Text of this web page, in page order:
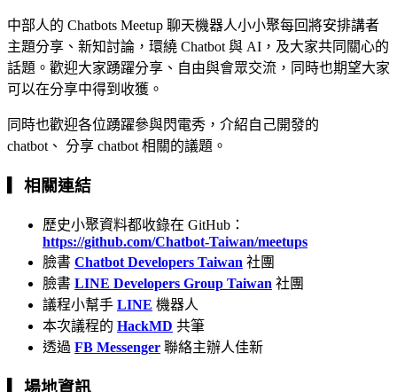
中部人的 Chatbots Meetup 聊天機器人小小聚每回將安排講者
主題分享、新知討論，環繞 Chatbot 與 AI，及大家共同關心的
話題。歡迎大家踴躍分享、自由與會眾交流，同時也期望大家
可以在分享中得到收獲。
同時也歡迎各位踴躍參與閃電秀，介紹自己開發的
chatbot、 分享 chatbot 相關的議題。
▎相關連結
歷史小聚資料都收錄在 GitHub：
https://github.com/Chatbot-Taiwan/meetups
臉書 Chatbot Developers Taiwan 社團
臉書 LINE Developers Group Taiwan 社團
議程小幫手 LINE 機器人
本次議程的 HackMD 共筆
透過 FB Messenger 聯絡主辦人佳新
▎場地資訊